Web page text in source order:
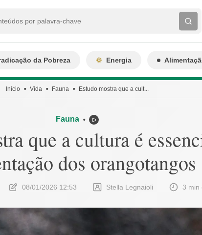
da Pobreza Energia
Início Vida Fauna Estudo mostra que a cult...
Fauna ⬤
que a cultura é
dos orangotangos
08/01/2026 12:53 Stella Legnaioli 3 min